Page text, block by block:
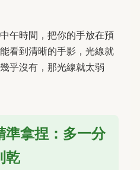
午時間，把你的手放在預
看到清晰的手影，光線就
乎沒有，那光線就太弱
準拿捏：多一分
乾